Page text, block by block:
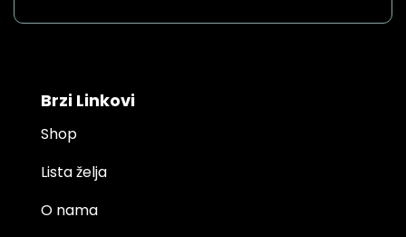
Brzi Linkovi
Shop
Lista želja
O nama